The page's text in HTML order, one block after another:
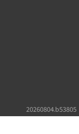
20260804.b53805